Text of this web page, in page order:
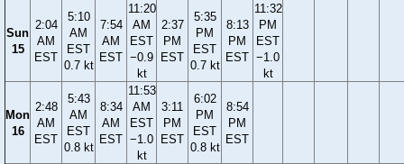
Sun
15
2:04
AM
EST
5:10
AM
EST
0.7 kt
7:54
AM
EST
11:20
AM
EST
−0.9
kt
2:37
PM
EST
5:35
PM
EST
0.7 kt
8:13
PM
EST
11:32
PM
EST
−1.0
kt
Mon
16
2:48
AM
EST
5:43
AM
EST
0.8 kt
8:34
AM
EST
11:53
AM
EST
−1.0
kt
3:11
PM
EST
6:02
PM
EST
0.8 kt
8:54
PM
EST